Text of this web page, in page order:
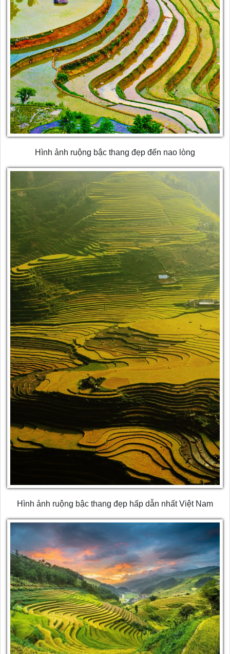
Hình ảnh ruộng bậc thang đẹp đến nao lòng
Hình ảnh ruộng bậc thang đẹp hấp dẫn nhất Việt Nam